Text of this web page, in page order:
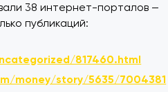
38 интернет-порталов —
публикаций:
817460.html
money/story/5635/7004381